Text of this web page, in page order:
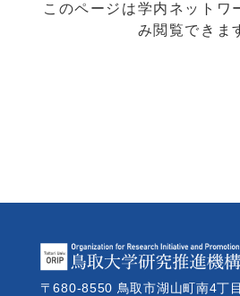
このページは学内ネットワ
み閲覧できま
〒680-8550 鳥取市湖山町南4丁